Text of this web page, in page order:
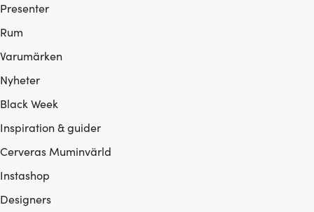
Presenter
Rum
Varumärken
Nyheter
Black Week
Inspiration & guider
Cerveras Muminvärld
Instashop
Designers